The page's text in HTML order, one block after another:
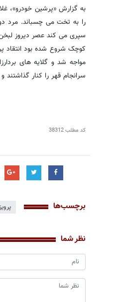
به گزارش «پرشین خودرو»،
را به تخت می چسباند. مرد
سپری می کند عصر دیروز
کوچک شروع شده بود انتقاد
سرانجام قهر را کنار
کد مطلب38312
برچسب‌ها
نظر شما